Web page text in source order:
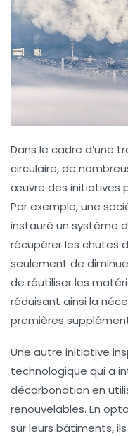
Dans le cadre d’une
circulaire, de
œuvre des initiatives
Par exemple, une
instauré un système
récupérer les chutes
seulement de
de réutiliser les
réduisant ainsi la
premières
Une autre initiative
technologique qui a
décarbonation en
renouvelables. En
sur leurs bâtiments,